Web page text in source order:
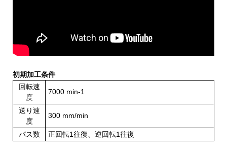
初期加工条件
回転速
度
7000 min-1
送り速
度
300 mm/min
パス数 正回転1往復、逆回転1往復